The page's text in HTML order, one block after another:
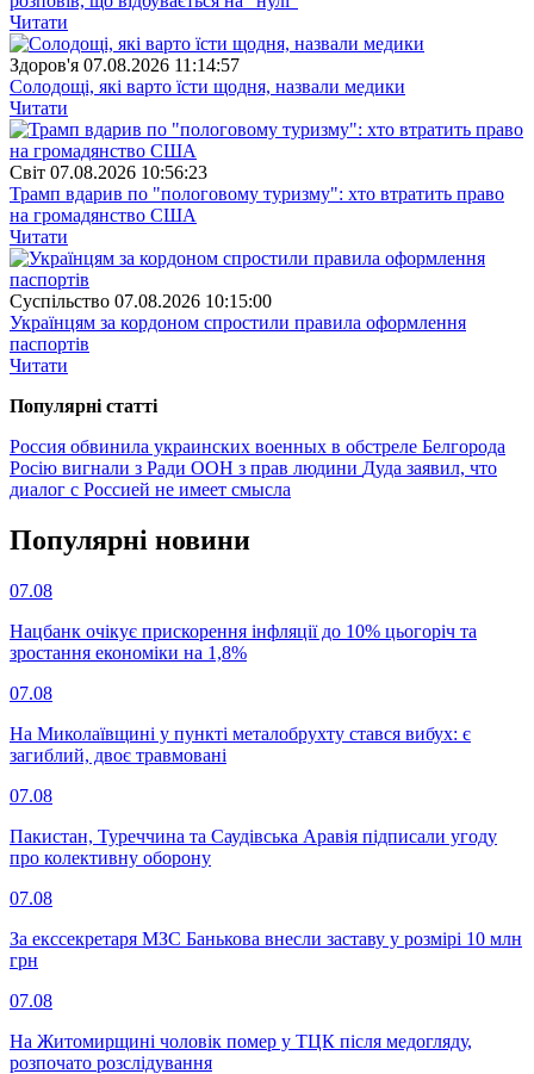
Читати
Здоров'я 07.08.2026 11:14:57
Солодощі, які варто їсти щодня, назвали медики
Читати
Свiт 07.08.2026 10:56:23
Трамп вдарив по "пологовому туризму": хто втратить право
на громадянство США
Читати
Суспiльство 07.08.2026 10:15:00
Українцям за кордоном спростили правила оформлення
паспортів
Читати
Популярнi статтi
Россия обвинила украинских военных в обстреле Белгорода
Росію вигнали з Ради ООН з прав людини Дуда заявил, что
диалог с Россией не имеет смысла
Популярнi новини
07.08
Нацбанк очікує прискорення інфляції до 10% цьогоріч та
зростання економіки на 1,8%
07.08
На Миколаївщині у пункті металобрухту стався вибух: є
загиблий, двоє травмовані
07.08
Пакистан, Туреччина та Саудівська Аравія підписали угоду
про колективну оборону
07.08
За екссекретаря МЗС Банькова внесли заставу у розмірі 10 млн
грн
07.08
На Житомирщині чоловік помер у ТЦК після медогляду,
розпочато розслідування